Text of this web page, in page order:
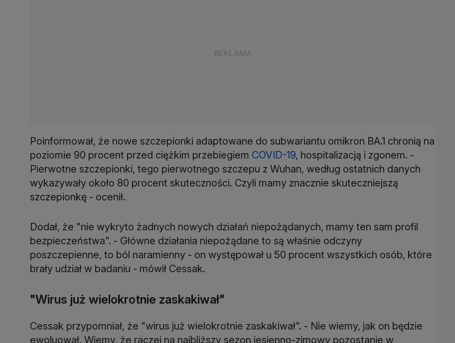
Poinformował, że nowe szczepionki adaptowane do subwariantu omikron BA.1 chronią na
poziomie 90 procent przed ciężkim przebiegiem COVID-19, hospitalizacją i zgonem. -
Pierwotne szczepionki, tego pierwotnego szczepu z Wuhan, według ostatnich danych
wykazywały około 80 procent skuteczności. Czyli mamy znacznie skuteczniejszą
szczepionkę - ocenił.
Dodał, że "nie wykryto żadnych nowych działań niepożądanych, mamy ten sam profil
bezpieczeństwa". - Główne działania niepożądane to są właśnie odczyny
poszczepienne, to ból naramienny - on występował u 50 procent wszystkich osób, które
brały udział w badaniu - mówił Cessak.
"Wirus już wielokrotnie zaskakiwał"
Cessak przypomniał, że "wirus już wielokrotnie zaskakiwał". - Nie wiemy, jak on będzie
ewoluował. Wiemy, że raczej na najbliższy sezon jesienno-zimowy pozostanie w